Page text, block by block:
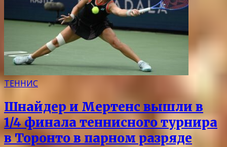
ТЕННИС
Шнайдер и Мертенс вышли в
1/4 финала теннисного турнира
в Торонто в парном разряде